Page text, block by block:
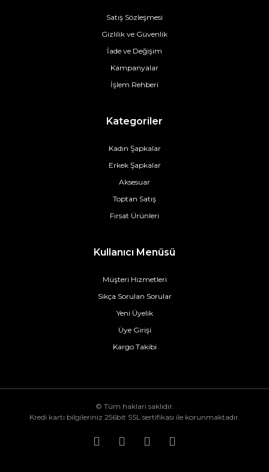
Satış Sözleşmesi
Gizlilik ve Güvenlik
İade ve Değişim
Kampanyalar
İşlem Rehberi
Kategoriler
Kadın Şapkalar
Erkek Şapkalar
Aksesuar
Toptan Satış
Fırsat Ürünleri
Kullanıcı Menüsü
Müşteri Hizmetleri
Sıkça Sorulan Sorular
Yeni Üyelik
Üye Girişi
Kargo Takibi
© Tüm hakları saklıdır.
Kredi kartı bilgileriniz 256bit SSL sertifikası ile korunmaktadır.